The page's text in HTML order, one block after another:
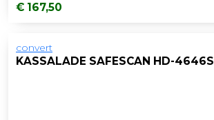
€ 167,50
convert
KASSALADE SAFESCAN HD-4646S